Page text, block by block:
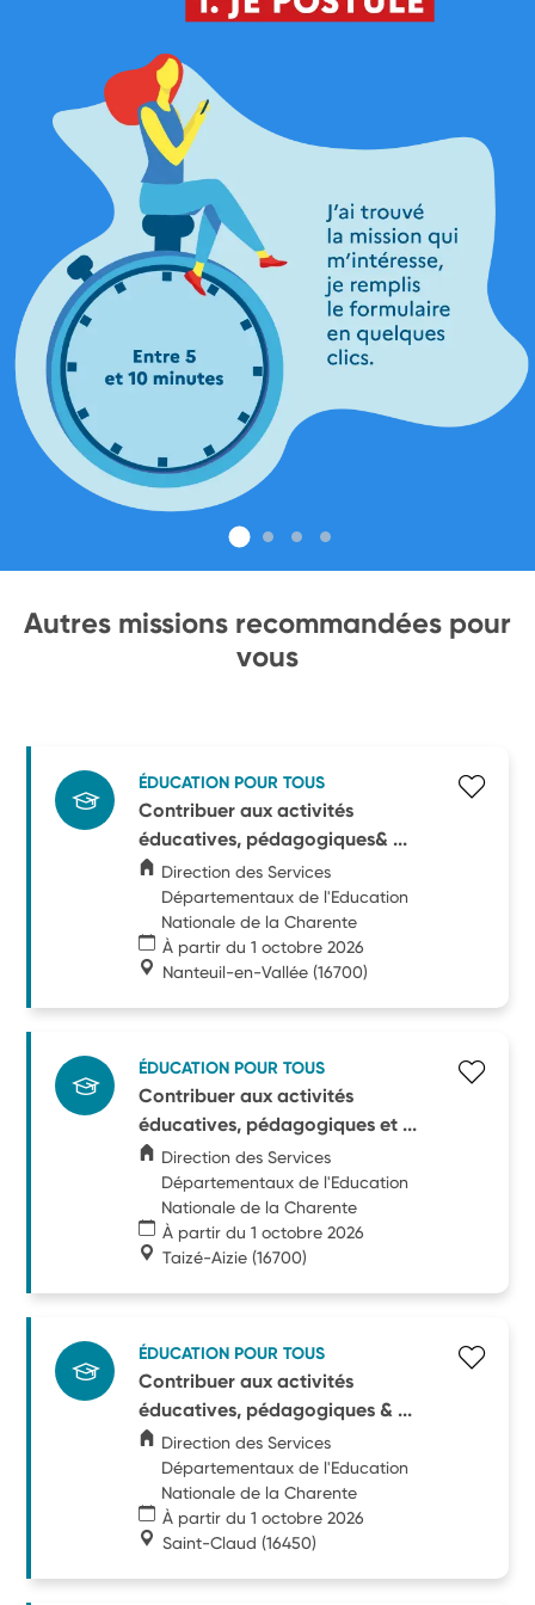
Autres missions recommandées pour
vous
ÉDUCATION POUR TOUS
Contribuer aux activités
éducatives, pédagogiques& ...
Direction des Services
Départementaux de l'Education
Nationale de la Charente
À partir du 1 octobre 2026
Nanteuil-en-Vallée (16700)
ÉDUCATION POUR TOUS
Contribuer aux activités
éducatives, pédagogiques et ...
Direction des Services
Départementaux de l'Education
Nationale de la Charente
À partir du 1 octobre 2026
Taizé-Aizie (16700)
ÉDUCATION POUR TOUS
Contribuer aux activités
éducatives, pédagogiques & ...
Direction des Services
Départementaux de l'Education
Nationale de la Charente
À partir du 1 octobre 2026
Saint-Claud (16450)